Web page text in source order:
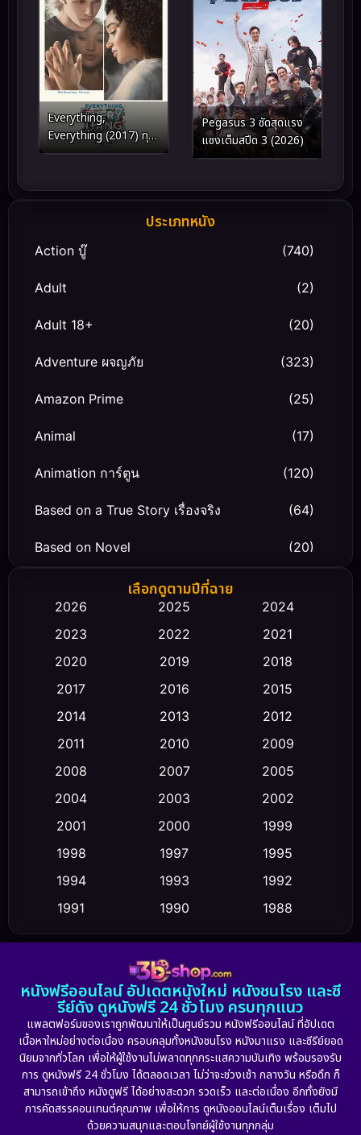
Everything,
Everything (2017) ทุก
สิ่ง, ทุก ๆ สิ่ง…คือเธอ
Pegasus 3 ซัดสุดแรง
แซงเต็มสปีด 3 (2026)
ประเภทหนัง
Action บู๊ (740)
Adult (2)
Adult 18+ (20)
Adventure ผจญภัย (323)
Amazon Prime (25)
Animal (17)
Animation การ์ตูน (120)
Based on a True Story เรื่องจริง (64)
Based on Novel (20)
Biography ชีวิตจริง
Classic หนังคลาสสิก (23)
Comedy ตลก (475)
Conspiracy
Crime อาชญากรรม (355)
Culture (23)
Dance เต้น
Detective สืบสวน (5)
Detective สืบสวน (56)
Disaster (10)
Disney+ (24)
เลือกดูตามปีที่ฉาย
2026 2025
2024
2023
2022
2021
2020
2019
2018
2017
2016
2015
2014
2013
2012
2011
2010
2009
2008
2007
2005
2004
2003
2002
2001
2000
1999
1998
1997
1995
1994
1993
1992
1991
1990
1988
1986
1985
1983
1981
1974
1971 1962
หนังฟรีออนไลน์ อัปเดตหนังใหม่ หนังชนโรง และซี
รีย์ดัง ดูหนังฟรี 24 ชั่วโมง ครบทุกแนว
แพลตฟอร์มของเราถูกพัฒนาให้เป็นศูนย์รวม หนังฟรีออนไลน์ ที่อัปเดต
เนื้อหาใหม่อย่างต่อเนื่อง ครอบคลุมทั้งหนังชนโรง หนังมาแรง และซีรีย์ยอด
นิยมจากทั่วโลก เพื่อให้ผู้ใช้งานไม่พลาดทุกกระแสความบันเทิง พร้อมรองรับ
การ ดูหนังฟรี 24 ชั่วโมง ได้ตลอดเวลา ไม่ว่าจะช่วงเช้า กลางวัน หรือดึก ก็
สามารถเข้าถึง หนังดูฟรี ได้อย่างสะดวก รวดเร็ว และต่อเนื่อง อีกทั้งยังมี
การคัดสรรคอนเทนต์คุณภาพ เพื่อให้การ ดูหนังออนไลน์เต็มเรื่อง เต็มไป
ด้วยความสนุกและตอบโจทย์ผู้ใช้งานทุกกลุ่ม